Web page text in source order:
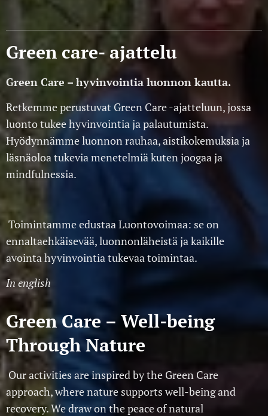
Green care- ajattelu
Green Care – hyvinvointia luonnon kautta.
Retkemme perustuvat Green Care -ajatteluun, jossa
luonto tukee hyvinvointia ja palautumista.
Hyödynnämme luonnon rauhaa, aistikokemuksia ja
läsnäoloa tukevia menetelmiä kuten joogaa ja
mindfulnessia.
Toimintamme edustaa Luontovoimaa: se on
ennaltaehkäisevää, luonnonläheistä ja kaikille
avointa hyvinvointia tukevaa toimintaa.
In english
Green Care – Well-being
Through Nature
Our activities are inspired by the Green Care
approach, where nature supports well-being and
recovery. We draw on the peace of natural